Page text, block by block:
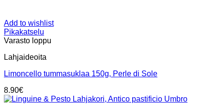
Add to wishlist
Pikakatselu
Varasto loppu
Lahjaideoita
Limoncello tummasuklaa 150g, Perle di Sole
8.90€